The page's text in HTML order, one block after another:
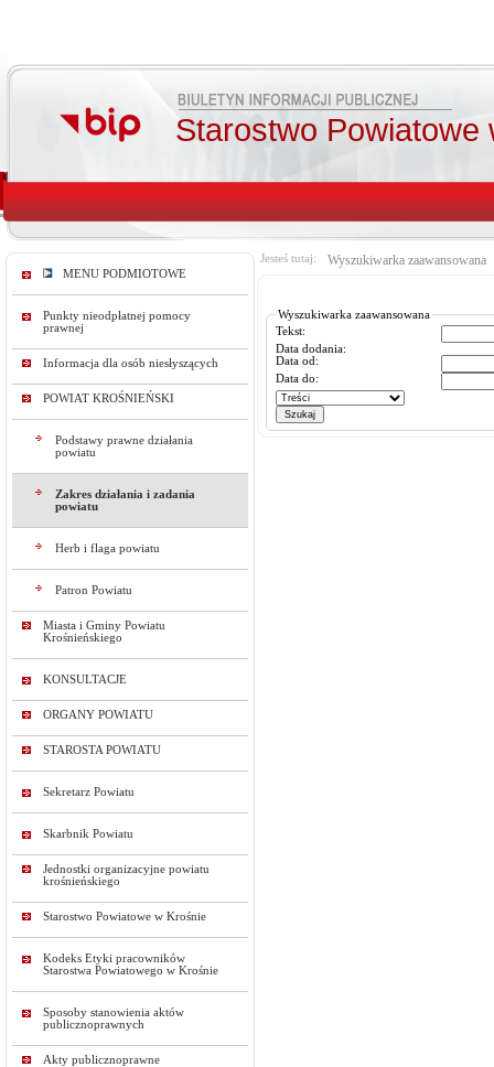
Starostwo Powiatowe
MENU PODMIOTOWE
Punkty nieodpłatnej pomocy
prawnej
Informacja dla osób niesłyszących
POWIAT KROŚNIEŃSKI
Podstawy prawne działania
powiatu
Zakres działania i zadania
powiatu
Herb i flaga powiatu
Patron Powiatu
Miasta i Gminy Powiatu
Krośnieńskiego
KONSULTACJE
ORGANY POWIATU
STAROSTA POWIATU
Sekretarz Powiatu
Skarbnik Powiatu
Jednostki organizacyjne powiatu
krośnieńskiego
Starostwo Powiatowe w Krośnie
Kodeks Etyki pracowników
Starostwa Powiatowego w Krośnie
Sposoby stanowienia aktów
publicznoprawnych
Akty publicznoprawne
Jesteś tutaj: Wyszukiwarka zaawansowana
Wyszukiwarka zaawansowana
Tekst:
Data dodania:
Data od:
Data do: